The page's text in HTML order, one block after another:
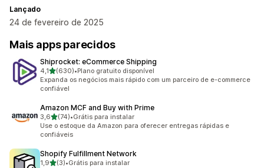
Lançado
24 de fevereiro de 2025
Mais apps parecidos
Shiprocket: eCommerce Shipping
4,1de 5 estrelas
(630)
630 avaliações ao todo
•Plano gratuito disponível
Expanda os negócios mais rápido com um parceiro de e-commerce
confiável
Amazon MCF and Buy with Prime
3,6de 5 estrelas
(74)
74 avaliações ao todo
•Grátis para instalar
Use o estoque da Amazon para oferecer entregas rápidas e
confiáveis
Shopify Fulfillment Network
1,9de 5 estrelas
(3)•Grátis para instalar